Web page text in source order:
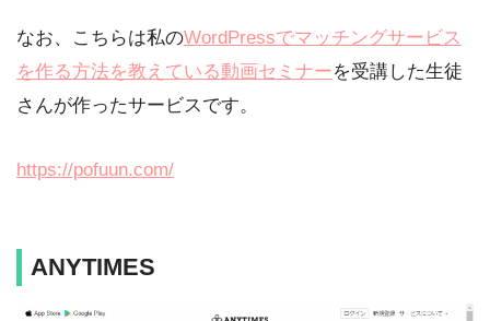
なお、こちらは私のWordPressでマッチングサービス
を作る方法を教えている動画セミナーを受講した生徒
さんが作ったサービスです。
https://pofuun.com/
ANYTIMES